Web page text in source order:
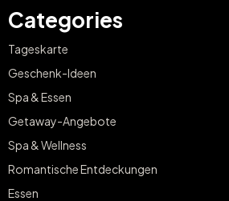
Categories
Tageskarte
Geschenk-Ideen
Spa & Essen
Getaway-Angebote
Spa & Wellness
Romantische Entdeckungen
Essen